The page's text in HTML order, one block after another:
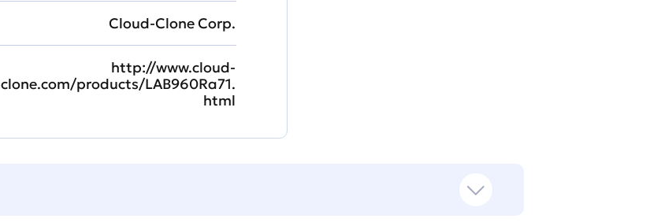
Cloud-Clone Corp.
http://www.cloud-
clone.com/products/LAB960Ra71.
html